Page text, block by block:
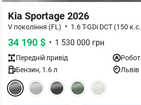
Kia Sportage 2026
V покоління (FL) • 1.6 T-GDi DCT (150
34 190 $ • 1 530 000 грн
Передній привід
Бензин, 1.6л Львів